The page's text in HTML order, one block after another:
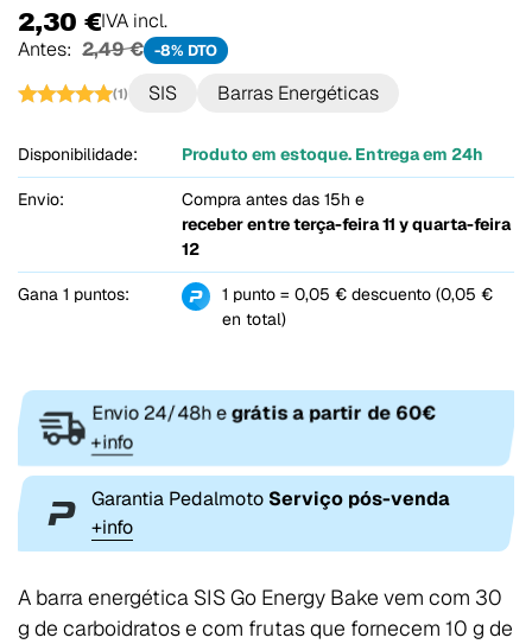
2,30 €IVA incl.
Antes: 2,49 € -8% DTO
(1) SIS Barras Energéticas
Disponibilidade: Produto em estoque. Entrega em 24h
Envio:
Compra antes das 15h e
receber entreterça-feira 11 y quarta-feira
12
Gana 1 puntos:
1 punto = 0,05 € descuento (0,05 €
en total)
Envio 24/48h egrátis a partir de 60€
+info
Garantia Pedalmoto Serviço pós-venda
+info
A barra energética SIS Go Energy Bake vem com 30
g de carboidratos e com frutas que fornecem 10 g de